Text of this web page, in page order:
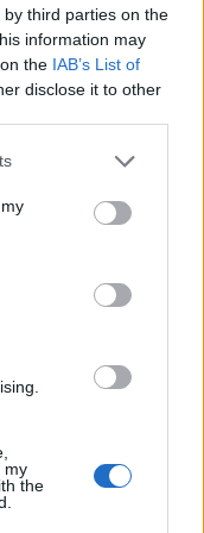
third parties on the
information may
the IAB’s List of
disclose it to other
my
the
Il contenuto di questo
la linea editoriale
I messaggi inclusi nei
preventivo. I commenti
rimossi in automatico dal